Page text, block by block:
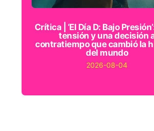
Crítica | ‘El Día D: Bajo
tensión y una decisión
contratiempo que cambió la
del mundo
2026-08-04